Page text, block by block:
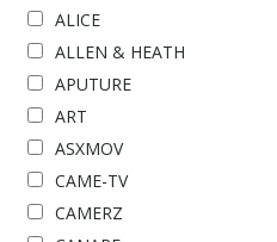
ALICE
ALLEN & HEATH
APUTURE
ART
ASXMOV
CAME-TV
CAMERZ